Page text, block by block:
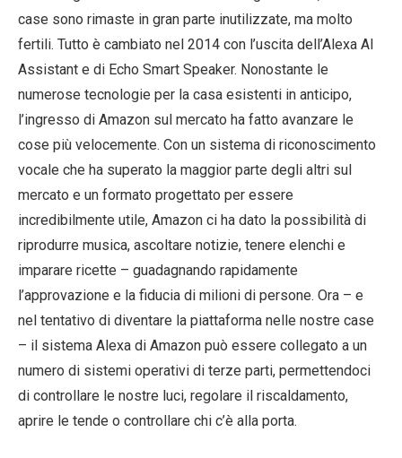
case sono rimaste in gran parte inutilizzate, ma molto
fertili. Tutto è cambiato nel 2014 con l’uscita dell’Alexa AI
Assistant e di Echo Smart Speaker. Nonostante le
numerose tecnologie per la casa esistenti in anticipo,
l’ingresso di Amazon sul mercato ha fatto avanzare le
cose più velocemente. Con un sistema di riconoscimento
vocale che ha superato la maggior parte degli altri sul
mercato e un formato progettato per essere
incredibilmente utile, Amazon ci ha dato la possibilità di
riprodurre musica, ascoltare notizie, tenere elenchi e
imparare ricette – guadagnando rapidamente
l’approvazione e la fiducia di milioni di persone. Ora – e
nel tentativo di diventare la piattaforma nelle nostre case
– il sistema Alexa di Amazon può essere collegato a un
numero di sistemi operativi di terze parti, permettendoci
di controllare le nostre luci, regolare il riscaldamento,
aprire le tende o controllare chi c’è alla porta.